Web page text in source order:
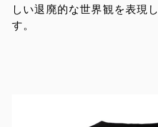
しい退廃的な世界観を表現
す。